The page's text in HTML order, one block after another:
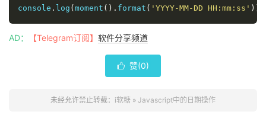
console . log (moment (). format ( 'YYYY-MM-DD HH:mm:ss' ));
AD： 【Telegram订阅】 软件分享频道
 赞(0)
未经允许禁止转载： i软糖 » Javascript中的日期操作